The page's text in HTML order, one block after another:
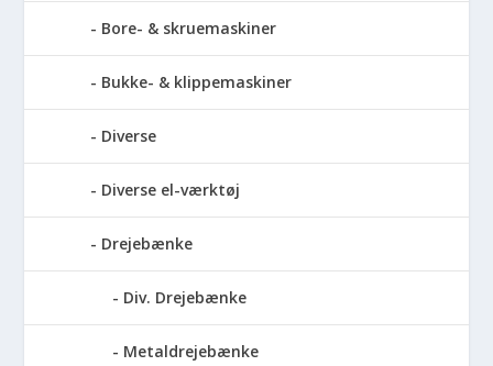
Bore- & skruemaskiner
Bukke- & klippemaskiner
Diverse
Diverse el-værktøj
Drejebænke
Div. Drejebænke
Metaldrejebænke